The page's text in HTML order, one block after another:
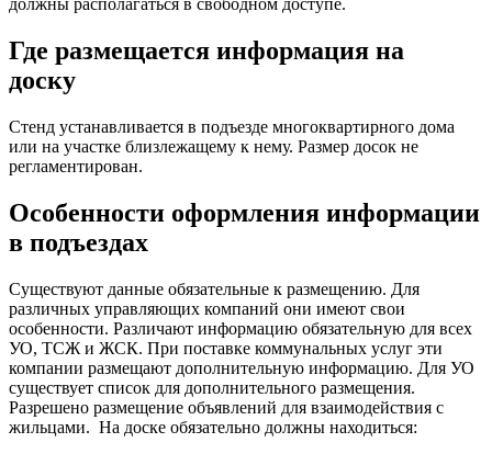
должны располагаться в свободном доступе.
Где размещается информация на
доску
Стенд устанавливается в подъезде многоквартирного дома
или на участке близлежащему к нему. Размер досок не
регламентирован.
Особенности оформления информации
в подъездах
Существуют данные обязательные к размещению. Для
различных управляющих компаний они имеют свои
особенности. Различают информацию обязательную для всех
УО, ТСЖ и ЖСК. При поставке коммунальных услуг эти
компании размещают дополнительную информацию. Для УО
существует список для дополнительного размещения.
Разрешено размещение объявлений для взаимодействия с
жильцами. На доске обязательно должны находиться: